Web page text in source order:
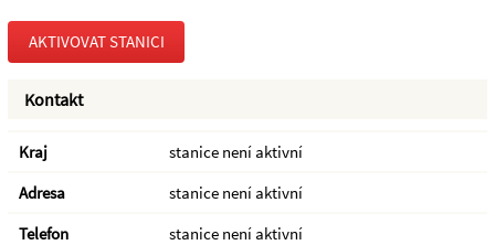
AKTIVOVAT STANICI
Kontakt
Kraj
stanice není aktivní
Adresa
stanice není aktivní
Telefon
stanice není aktivní